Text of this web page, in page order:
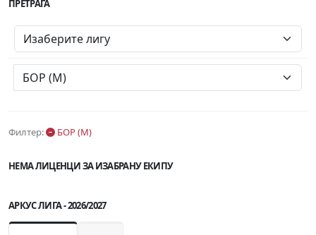
Филтер: БОР (М)
НЕМА ЛИЦЕНЦИ ЗА ИЗАБРАНУ ЕКИПУ
ПРЕТРАГА
АРКУС ЛИГА - 2026/2027